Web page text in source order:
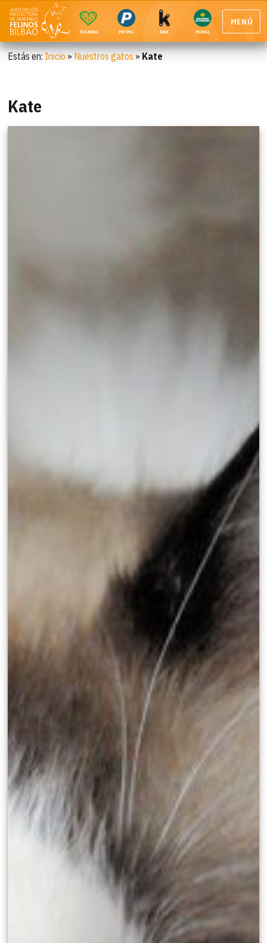
TEAMING PAYPAL BBK RURAL
MENÚ
Estás en: Inicio » Nuestros gatos » Kate
Kate